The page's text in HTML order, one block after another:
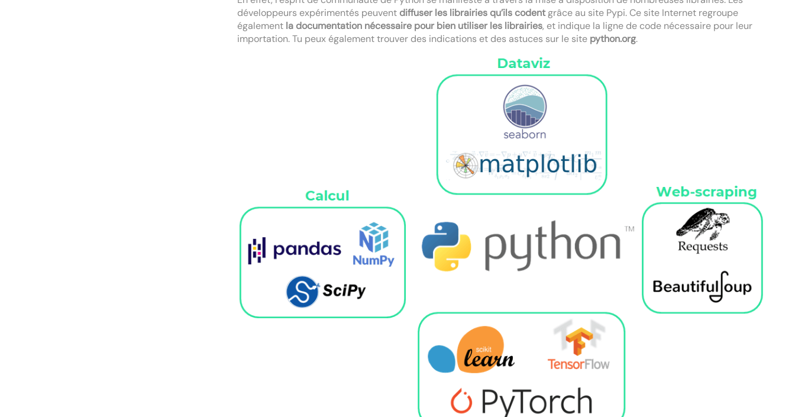
développeurs expérimentés peuvent diffuser les librairies qu’ils codentgrâce au site Pypi. Ce site Internet regroupe
également la documentation nécessaire pour bien utiliser les librairies, et indique la ligne de code nécessaire pour leur
importation. Tu peux également trouver des indications et des astuces sur le site python.org.